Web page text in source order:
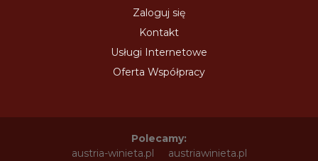
Zaloguj się
Kontakt
Usługi Internetowe
Oferta Współpracy
Polecamy:
austria-winieta.pl
austriawinieta.pl